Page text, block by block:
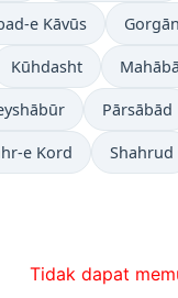
e Kāvūs Gorgān
Kūhdasht
Pārsābād
e Kord Shahrud
Tidak dapat